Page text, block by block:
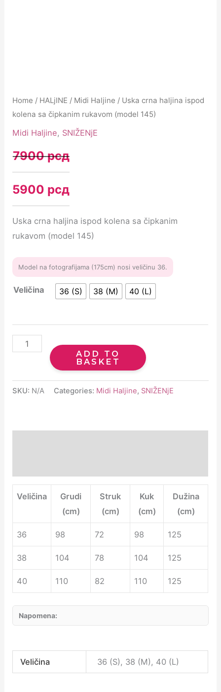
Home / HALjINE / Midi Haljine / Uska crna haljina ispod
kolena sa čipkanim rukavom (model 145)
Midi Haljine, SNIŽENjE
7900рсд
5900 рсд
Uska crna haljina ispod kolena sa čipkanim
rukavom (model 145)
Model na fotografijama (175cm) nosi veličinu 36.
Veličina 36 (S) 38 (M) 40 (L)
ADD TO
BASKET
SKU: N/A Categories: Midi Haljine, SNIŽENjE
Veličina
Grudi
(cm)
Struk
(cm)
Kuk
(cm)
Dužina
(cm)
36 98 72 98 125
38 104 78 104 125
40 110 82 110 125
Napomena:
Veličina 36 (S), 38 (M), 40 (L)